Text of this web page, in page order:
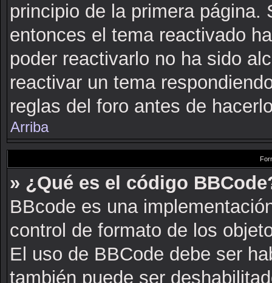
principio de la primera
entonces el tema reactivado
poder reactivarlo no ha sido
reactivar un tema
reglas del foro antes de
Arriba
» ¿Qué es el código
BBcode es una
control de formato de los
El uso de BBCode debe ser
también puede ser